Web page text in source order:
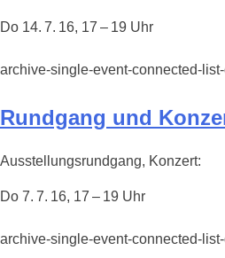
Do 14. 7. 16, 17 – 19 Uhr
archive-single-event-connected-
Rundgang und
Ausstellungsrundgang, Konzert:
Do 7. 7. 16, 17 – 19 Uhr
archive-single-event-connected-